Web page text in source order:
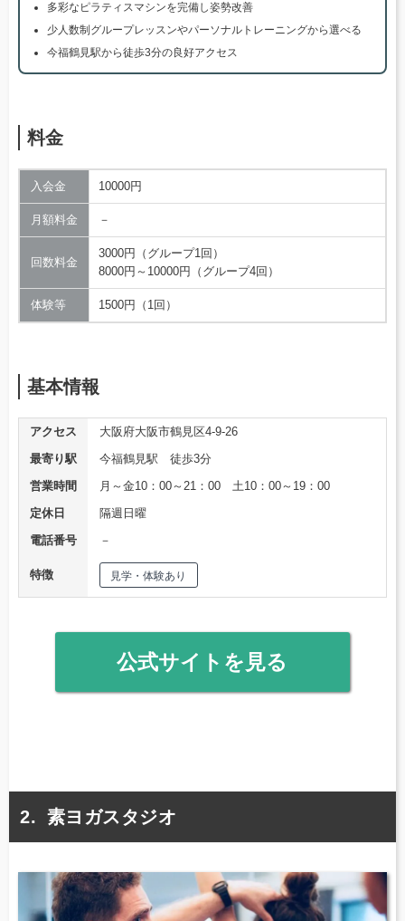
多彩なピラティスマシンを完備し姿勢改善
少人数制グループレッスンやパーソナルトレーニングから選べる
今福鶴見駅から徒歩3分の良好アクセス
料金
入会金 10000円
月額料金 －
回数料金
3000円（グループ1回）
8000円～10000円（グループ4回）
体験等 1500円（1回）
基本情報
アクセス
大阪府大阪市鶴見区4-9-26
最寄り駅
今福鶴見駅 徒歩3分
営業時間
月～金10：00～21：00 土10：00～19：00
定休日
隔週日曜
電話番号
－
特徴 見学・体験あり
公式サイトを見る
素ヨガスタジオ